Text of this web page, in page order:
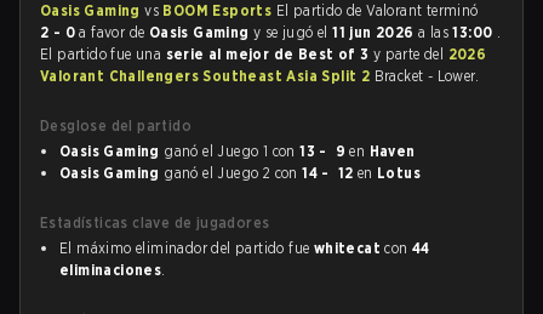
Oasis Gamingvs BOOM Esports El partido de Valorant terminó
2 - 0 a favor de Oasis Gamingy se jugó el11 jun 2026a las13:00 .
El partido fue una serie al mejor de Best of 3 y parte del 2026
Valorant Challengers Southeast Asia Split 2 Bracket - Lower.
Desglose del partido
Oasis Gaming ganó el Juego 1 con13 - 9 en Haven
Oasis Gaming ganó el Juego 2 con14 - 12 en Lotus
Estadísticas clave de jugadores
El máximo eliminador del partido fue whitecat con44
eliminaciones.